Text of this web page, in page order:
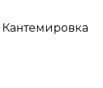
Кантемировка